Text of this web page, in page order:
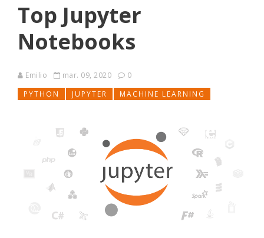
Top Jupyter
Notebooks
Emilio mar. 09, 2020
0
PYTHON
JUPYTER MACHINE LEARNING